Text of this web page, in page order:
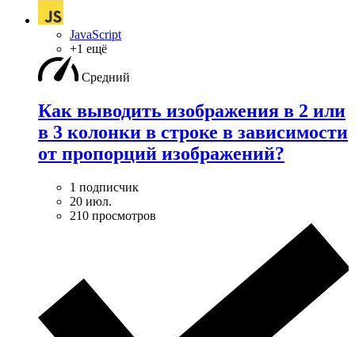
JavaScript
+1 ещё
Средний
Как выводить изображения в 2 или
в 3 колонки в строке в зависимости
от пропорций изображений?
1 подписчик
20 июл.
210 просмотров